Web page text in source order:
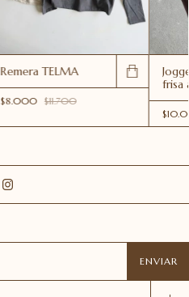
Remera TELMA
$8.000 $11.700
frisa